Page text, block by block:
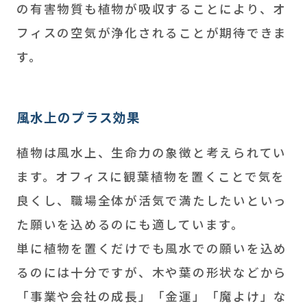
の有害物質も植物が吸収することにより、オ
フィスの空気が浄化されることが期待できま
す。
風水上のプラス効果
植物は風水上、生命力の象徴と考えられてい
ます。オフィスに観葉植物を置くことで気を
良くし、職場全体が活気で満たしたいといっ
た願いを込めるのにも適しています。
単に植物を置くだけでも風水での願いを込め
るのには十分ですが、木や葉の形状などから
「事業や会社の成長」「金運」「魔よけ」な